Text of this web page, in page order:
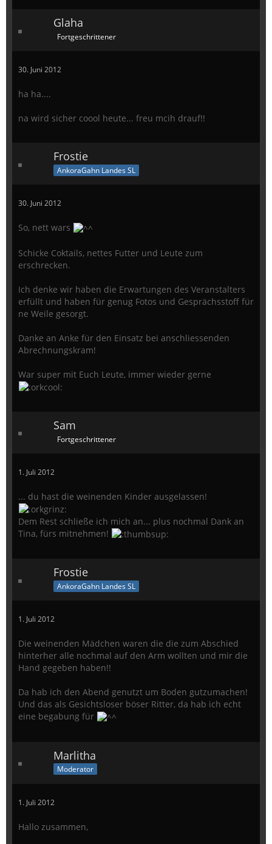
Glaha
Fortgeschrittener
30. Juni 2012
ha ha....
na wird sicher coool heute... freu mcih drauf!!
Frostie
AnkoraGahn Landes SL
30. Juni 2012
So, nett wars
Schicke Coktails, nettes Futter und Leute zum
erschrecken.
Ich denke wir haben die Erwartungen des Veranstalters
erfüllt und haben für genug Fotos und Gesprächsstoff für
ne Weile gesorgt.
Danke an Anke für den Einsatz bei anschliessenden
Abrechnungskram!
War super mit Euch Leute, immer wieder gerne
Sam
Fortgeschrittener
1. Juli 2012
... du hast die weinenden Kinder ausgelassen!
Dem Rest schließe ich mich an... plus nochmal Dank an
Tina, fürs mitnehmen!
Frostie
AnkoraGahn Landes SL
1. Juli 2012
Die weinenden Mädchen waren die die zum Abschied
hinterher alle nochmal auf den Arm wollten und mir die
Hand gegeben haben!!
Da hab ich den Abend genutzt um Boden gutzumachen!
Und das als Gesichtsloser böser Ritter, da hab ich echt
eine begabung für
Marlitha
Moderator
1. Juli 2012
Hallo zusammen,